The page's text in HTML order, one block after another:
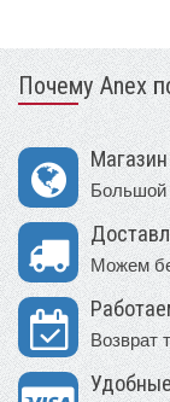
Почему Anex
Большой
Можем
Возврат